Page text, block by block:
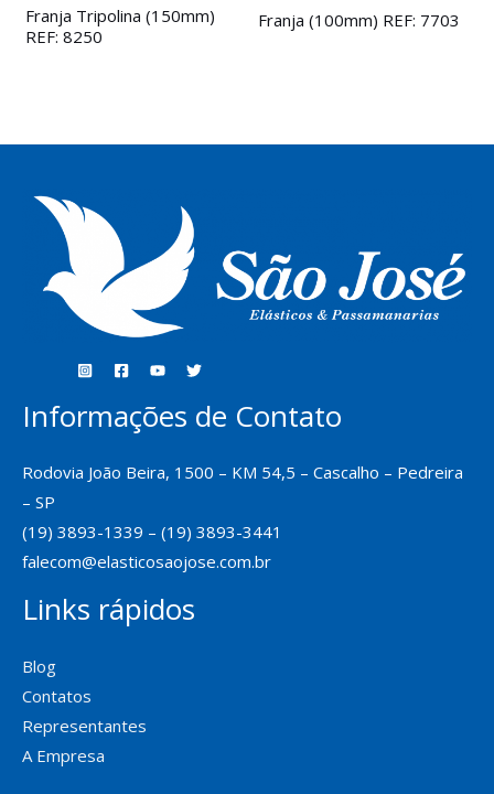
Franja Tripolina (150mm)
REF: 8250
Franja (100mm) REF: 7703
Informações de Contato
Rodovia João Beira, 1500 – KM 54,5 – Cascalho – Pedreira
– SP
(19) 3893-1339 – (19) 3893-3441
falecom@elasticosaojose.com.br
Links rápidos
Blog
Contatos
Representantes
A Empresa